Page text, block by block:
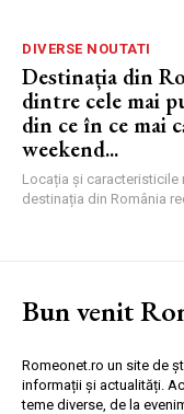
DIVERSE NOUTATI
Destinația din
dintre cele mai
din ce în ce mai
weekend...
Locația și caracteristicile
destinația din România
Bun venit
Romeonet.ro un site de
informații și actualități.
teme diverse, de la